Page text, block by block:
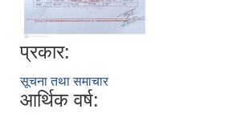
प्रकार:
सूचना तथा समाचार
आर्थिक वर्ष: